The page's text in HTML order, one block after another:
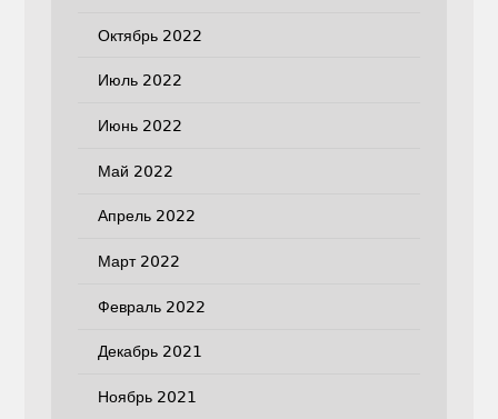
Октябрь 2022
Июль 2022
Июнь 2022
Май 2022
Апрель 2022
Март 2022
Февраль 2022
Декабрь 2021
Ноябрь 2021